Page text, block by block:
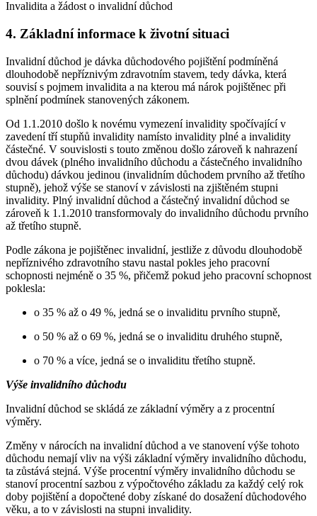
Invalidita a žádost o invalidní důchod
4. Základní informace k životní situaci
Invalidní důchod je dávka důchodového pojištění podmíněná
dlouhodobě nepříznivým zdravotním stavem, tedy dávka, která
souvisí s pojmem invalidita a na kterou má nárok pojištěnec při
splnění podmínek stanovených zákonem.
Od 1.1.2010 došlo k novému vymezení invalidity spočívající v
zavedení tří stupňů invalidity namísto invalidity plné a invalidity
částečné. V souvislosti s touto změnou došlo zároveň k nahrazení
dvou dávek (plného invalidního důchodu a částečného invalidního
důchodu) dávkou jedinou (invalidním důchodem prvního až třetího
stupně), jehož výše se stanoví v závislosti na zjištěném stupni
invalidity. Plný invalidní důchod a částečný invalidní důchod se
zároveň k 1.1.2010 transformovaly do invalidního důchodu prvního
až třetího stupně.
Podle zákona je pojištěnec invalidní, jestliže z důvodu dlouhodobě
nepříznivého zdravotního stavu nastal pokles jeho pracovní
schopnosti nejméně o 35 %, přičemž pokud jeho pracovní schopnost
poklesla:
o 35 % až o 49 %, jedná se o invaliditu prvního stupně,
o 50 % až o 69 %, jedná se o invaliditu druhého stupně,
o 70 % a více, jedná se o invaliditu třetího stupně.
Výše invalidního důchodu
Invalidní důchod se skládá ze základní výměry a z procentní
výměry.
Změny v nárocích na invalidní důchod a ve stanovení výše tohoto
důchodu nemají vliv na výši základní výměry invalidního důchodu,
ta zůstává stejná. Výše procentní výměry invalidního důchodu se
stanoví procentní sazbou z výpočtového základu za každý celý rok
doby pojištění a dopočtené doby získané do dosažení důchodového
věku, a to v závislosti na stupni invalidity.